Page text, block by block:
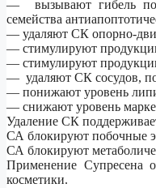
— вызывают гибель
семейства
— удаляют СК опорно-
— стимулируют
— стимулируют
— удаляют СК сосудов,
— понижают уровень
— снижают уровень
Удаление СК
СА блокируют побочные
СА блокируют
Применение Супресена
косметики.